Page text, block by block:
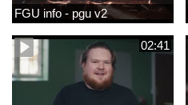
FGU info - pgu v2
02:41